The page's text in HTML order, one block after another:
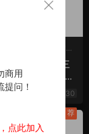
S-三国兵临天
H5策略手游【三
代金券内购七合
手工服务端
客户端+视频架设
02 30
荐
商用
问！
点此加入